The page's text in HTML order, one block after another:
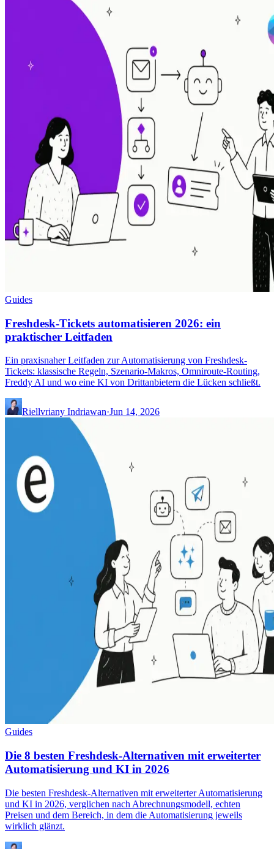
Guides
Freshdesk-Tickets automatisieren 2026: ein
praktischer Leitfaden
Ein praxisnaher Leitfaden zur Automatisierung von Freshdesk-
Tickets: klassische Regeln, Szenario-Makros, Omniroute-Routing,
Freddy AI und wo eine KI von Drittanbietern die Lücken schließt.
Riellvriany Indriawan·Jun 14, 2026
Guides
Die 8 besten Freshdesk-Alternativen mit erweiterter
Automatisierung und KI in 2026
Die besten Freshdesk-Alternativen mit erweiterter Automatisierung
und KI in 2026, verglichen nach Abrechnungsmodell, echten
Preisen und dem Bereich, in dem die Automatisierung jeweils
wirklich glänzt.